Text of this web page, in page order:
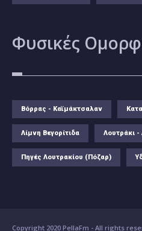
Φυσικές
Βόρρας - Καϊμάκτσαλαν
Λίμνη Βεγορίτιδα Λουτράκι -
Πηγές Λουτρακίου (Πόζαρ)
Copyright 2020 PellaFm - All rights